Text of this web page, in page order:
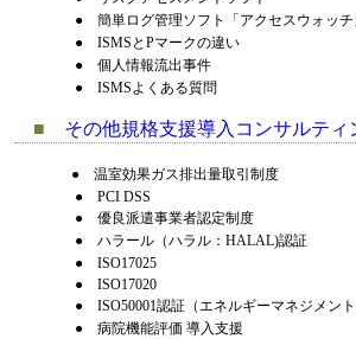
● 簡単ログ管理ソフト「アクセスウォッチ
● ISMSとPマークの違い
● 個人情報流出事件
● ISMSよくある質問
■ その他規格支援導入コンサルティ
● 温室効果ガス排出量取引制度
● PCI DSS
● 優良派遣事業者認定制度
● ハラール（ハラル：HALAL)認証
● ISO17025
● ISO17020
● ISO50001認証（エネルギーマネジメント
● 病院機能評価 導入支援